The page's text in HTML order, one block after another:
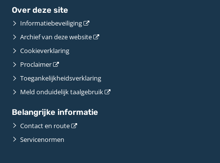
Over deze site
Informatiebeveiliging
Archief van deze website
Cookieverklaring
Proclaimer
Toegankelijkheidsverklaring
Meld onduidelijk taalgebruik
Belangrijke informatie
Contact en route
Servicenormen